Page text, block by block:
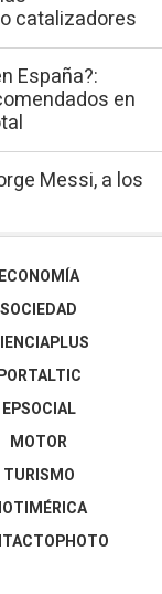
catalizadores
España?:
en
Messi, a los
ECONOMÍA
SOCIEDAD
EPSOCIAL
MOTOR
TURISMO